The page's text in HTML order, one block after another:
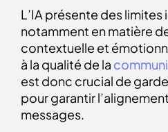
L’IA présente des
notamment en matière
contextuelle et
à la qualité de la
est donc crucial de
pour garantir
messages.